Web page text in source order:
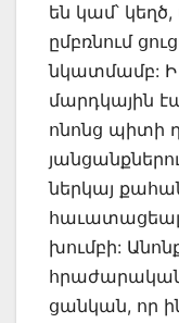
են կամ՝
ըմբռնում
նկատմամբ: Ի
մարդկային
ոնոնց պիտի
ներկայ
խումբի:
հրաժարական
ցանկան, որ